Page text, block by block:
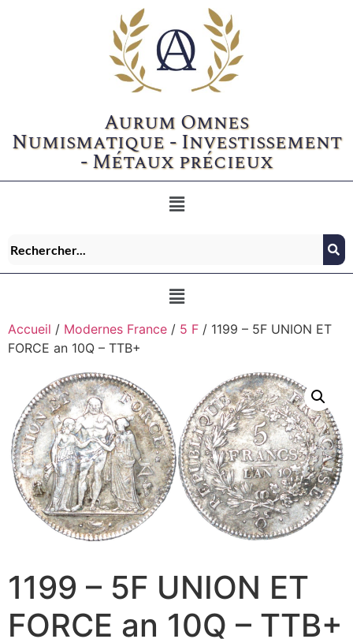
Aurum Omnes
Numismatique - Investissement
- Métaux précieux
Accueil / Modernes France / 5 F / 1199 – 5F UNION ET
FORCE an 10Q – TTB+
1199 – 5F UNION ET
FORCE an 10Q – TTB+